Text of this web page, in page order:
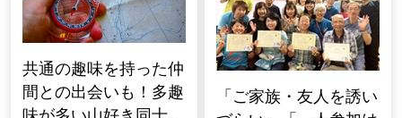
共通の趣味を持った仲
間との出会いも！多趣
「ご家族・友人を誘い